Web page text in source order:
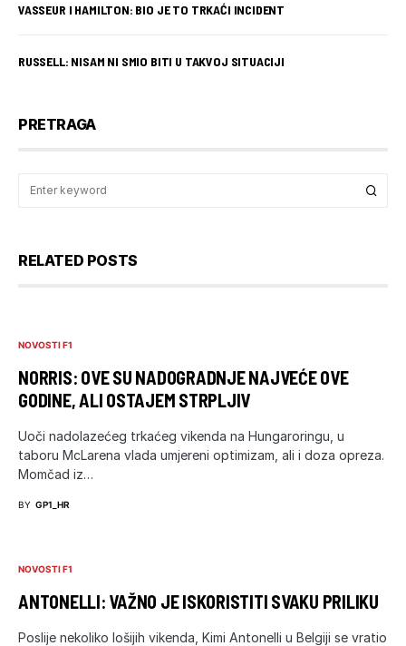
VASSEUR I HAMILTON: BIO JE TO TRKAĆI INCIDENT
RUSSELL: NISAM NI SMIO BITI U TAKVOJ SITUACIJI
PRETRAGA
RELATED POSTS
NOVOSTI F1
NORRIS: OVE SU NADOGRADNJE NAJVEĆE OVE
GODINE, ALI OSTAJEM STRPLJIV
Uoči nadolazećeg trkaćeg vikenda na Hungaroringu, u
taboru McLarena vlada umjereni optimizam, ali i doza opreza.
Momčad iz…
BY GP1_HR
NOVOSTI F1
ANTONELLI: VAŽNO JE ISKORISTITI SVAKU PRILIKU
Poslije nekoliko lošijih vikenda, Kimi Antonelli u Belgiji se vratio